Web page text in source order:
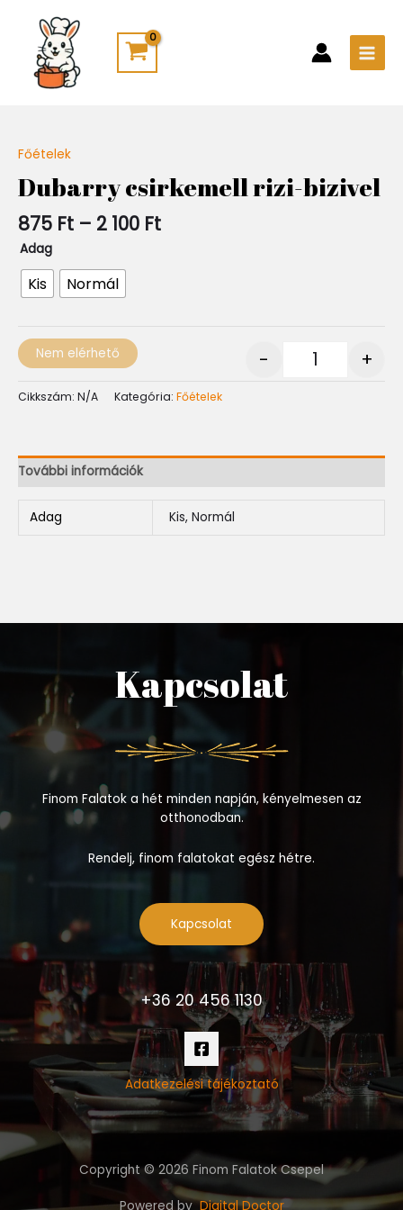
content
Főételek
Dubarry csirkemell rizi-bizivel
875 Ft – 2 100 Ft
875 Ft
-
2
100 Ft
Adag
Kis Normál
- +
Nem elérhető
Cikkszám: N/A Kategória: Főételek
További információk
Adag Kis, Normál
Kapcsolat
Finom Falatok a hét minden napján, kényelmesen az
otthonodban.
Rendelj, finom falatokat egész hétre.
Kapcsolat
+36 20 456 1130
Adatkezelési tájékoztató
Copyright © 2026 Finom Falatok Csepel
Powered byDigital Doctor